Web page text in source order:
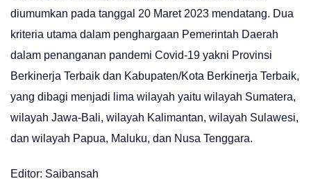
diumumkan pada tanggal 20 Maret 2023 mendatang. Dua
kriteria utama dalam penghargaan Pemerintah Daerah
dalam penanganan pandemi Covid-19 yakni Provinsi
Berkinerja Terbaik dan Kabupaten/Kota Berkinerja Terbaik,
yang dibagi menjadi lima wilayah yaitu wilayah Sumatera,
wilayah Jawa-Bali, wilayah Kalimantan, wilayah Sulawesi,
dan wilayah Papua, Maluku, dan Nusa Tenggara.
Editor: Saibansah